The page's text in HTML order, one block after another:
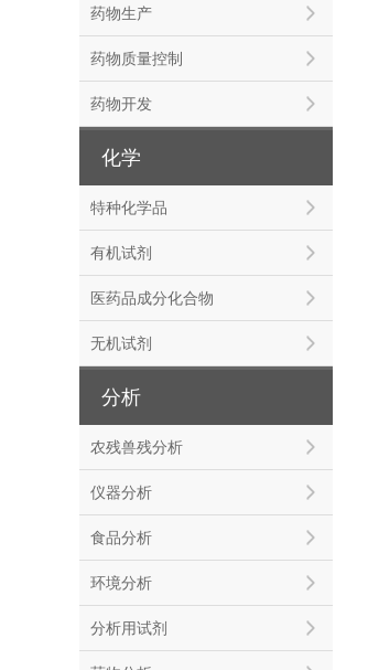
药物生产
药物质量控制
药物开发
化学
特种化学品
有机试剂
医药品成分化合物
无机试剂
分析
农残兽残分析
仪器分析
食品分析
环境分析
分析用试剂